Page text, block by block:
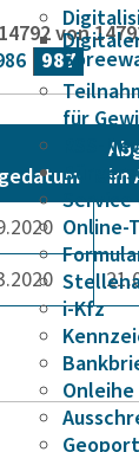
für
RSS-
Service
Online-
i-Kfz
Onleihe
14792von
987
im